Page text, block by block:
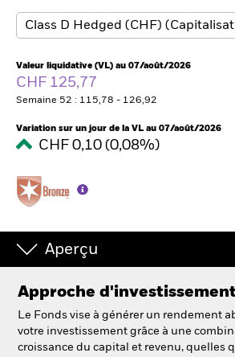
Notre société
Valeur liquidative (VL) au 07/août/2026
CHF 125,77
Semaine 52 : 115,78 - 126,92
Variation sur un jour de la VL au 07/août/2026
CHF 0,10 (0,08%)
Aperçu
Approche
Le Fonds vise à générer un rendement
votre investissement grâce à une
croissance du capital et revenu, quelles